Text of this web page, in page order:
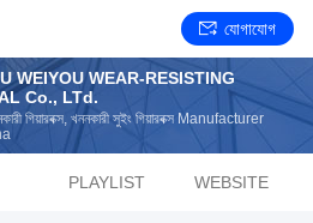
যোগাযোগ
WEIYOU WEAR-RESISTING
Co., LTd.
গিয়ারবক্স, খননকারী সুইং গিয়ারবক্স Manufacturer
PLAYLIST WEBSITE